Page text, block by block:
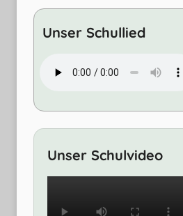
Unser Schullied
Unser Schulvideo